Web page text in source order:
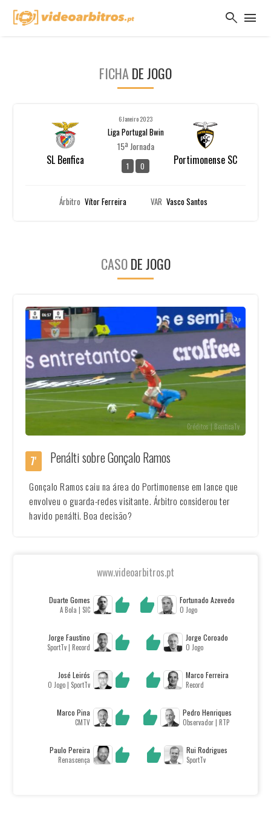
search menu
FICHA DE JOGO
SL Benfica
6 Janeiro 2023
Liga Portugal Bwin
15ª Jornada
1 0 Portimonense SC
Árbitro Vítor Ferreira VAR Vasco Santos
CASODE JOGO
Créditos | BenficaTv
7' Penálti sobre Gonçalo Ramos
Gonçalo Ramos caiu na área do Portimonense em lance que
envolveu o guarda-redes visitante. Árbitro considerou ter
havido penálti. Boa decisão?
www.videoarbitros.pt
Duarte Gomes
A Bola | SIC
Fortunado Azevedo
O Jogo
Jorge Faustino
SportTv | Record
Jorge Coroado
O Jogo
José Leirós
O Jogo | SportTv
Marco Ferreira
Record
Marco Pina
CMTV
Pedro Henriques
Observador | RTP
Paulo Pereira
Renascença
Rui Rodrigues
SportTv